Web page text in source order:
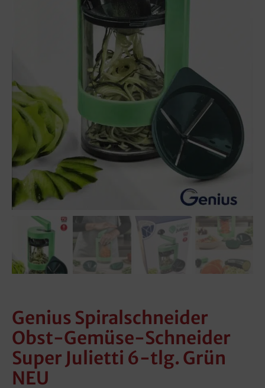
Genius Spiralschneider
Obst-Gemüse-Schneider
Super Julietti 6-tlg. Grün
NEU